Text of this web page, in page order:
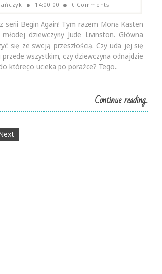
14:00:00 0 Comments
serii Begin Again! Tym razem Mona Kasten
dziewczyny Jude Livinston. Główna
się ze swoją przeszłością. Czy uda jej się
przede wszystkim, czy dziewczyna odnajdzie
którego ucieka po porażce? Tego...
Continue reading...